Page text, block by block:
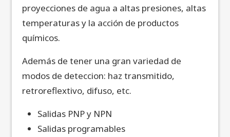
proyecciones de agua a altas presiones, altas
temperaturas y la acción de productos
químicos.
Además de tener una gran variedad de
modos de deteccion: haz transmitido,
retroreflextivo, difuso, etc.
Salidas PNP y NPN
Salidas programables